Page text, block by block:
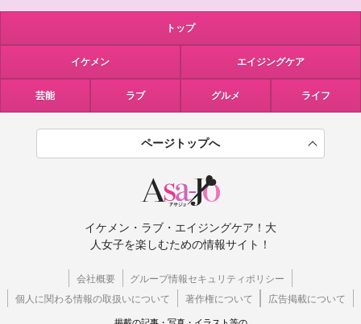
トップ
イケメン エイジングケア
芸能 ラブ グルメ ライフ
ページトップへ
イケメン・ラブ・エイジングケア！大
人女子を楽しむための情報サイト！
会社概要
グループ情報セキュリティポリシー
個人に関わる情報の取扱いについて
著作権について 広告掲載について